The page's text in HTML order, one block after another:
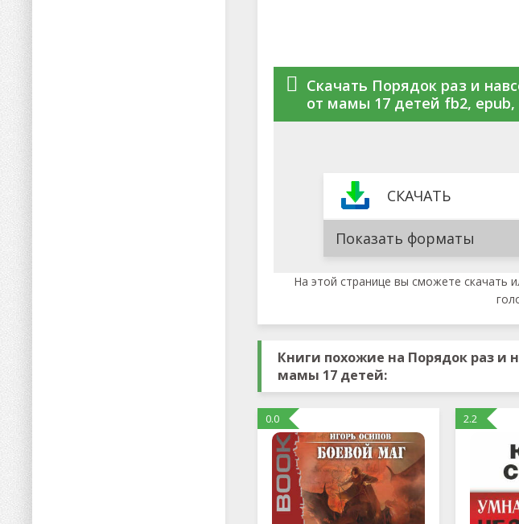
Скачать Порядок раз и
от мамы 17 детей fb2,
СКАЧАТЬ
Показать форматы
На этой странице вы сможете скачать
Книги похожие на Порядок раз и
мамы 17 детей:
0.0 2.2